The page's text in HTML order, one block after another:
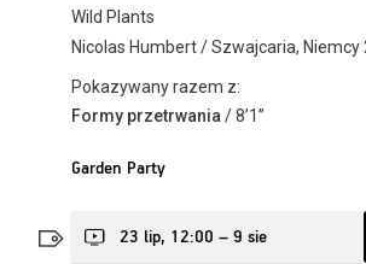
Wild Plants
Nicolas Humbert / Szwajcaria, Niemcy
Pokazywany razem z:
Formy przetrwania / 8’1’’
Garden Party
23 lip, 12:00 – 9 sie